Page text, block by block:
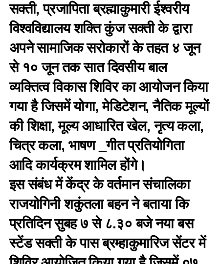
सक्ती, प्रजापिता ब्रह्माकुमारी ईश्वरीय
विश्वविद्यालय शक्ति कुंज सक्ती के द्वारा
अपने सामाजिक सरोकारों के तहत ४ जून
से १० जून तक सात दिवसीय बाल
व्यक्तित्व विकास शिविर का आयोजन किया
गया है जिसमें योगा, मेडिटेशन, नैतिक मूल्यों
की शिक्षा, मूल्य आधारित खेल, नृत्य कला,
चित्र कला, भाषण _गीत प्रतियोगिता
आदि कार्यक्रम शामिल होंगे।
इस संबंध में केंद्र के वर्तमान संचालिका
राजयोगिनी शकुंतला बहन ने बताया कि
प्रतिदिन सुबह ७ से ८.३० बजे नया बस
स्टेंड सक्ती के पास ब्रम्हाकुमारिज सेंटर में